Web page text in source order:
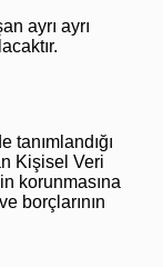
ayrı ayrı
Kişisel Veri
korunmasına
borçlarının